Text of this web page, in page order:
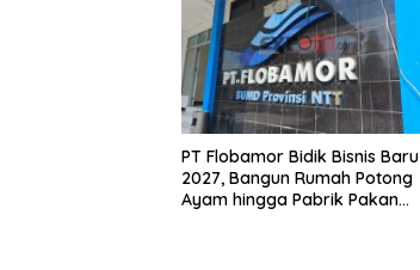
PT Flobamor Bidik Bisnis Baru
2027, Bangun Rumah Potong
Ayam hingga Pabrik Pakan